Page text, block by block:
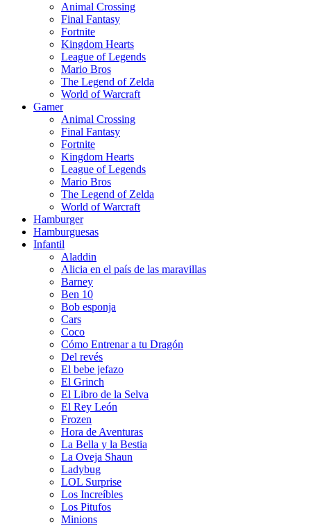
Animal Crossing
Final Fantasy
Fortnite
Kingdom Hearts
League of Legends
Mario Bros
The Legend of Zelda
World of Warcraft
Gamer
Animal Crossing
Final Fantasy
Fortnite
Kingdom Hearts
League of Legends
Mario Bros
The Legend of Zelda
World of Warcraft
Hamburger
Hamburguesas
Infantil
Aladdin
Alicia en el país de las maravillas
Barney
Ben 10
Bob esponja
Cars
Coco
Cómo Entrenar a tu Dragón
Del revés
El bebe jefazo
El Grinch
El Libro de la Selva
El Rey León
Frozen
Hora de Aventuras
La Bella y la Bestia
La Oveja Shaun
Ladybug
LOL Surprise
Los Increíbles
Los Pitufos
Minions